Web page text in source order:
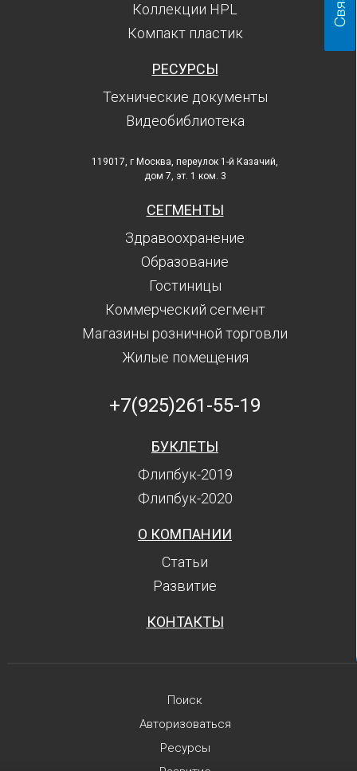
Коллекции HPL
Компакт пластик
РЕСУРСЫ
Технические документы
Видеобиблиотека
119017, г Москва, переулок 1-й Казачий,
дом 7, эт. 1 ком. 3
СЕГМЕНТЫ
Здравоохранение
Образование
Гостиницы
Коммерческий сегмент
Магазины розничной торговли
Жилые помещения
+7(925)261-55-19
БУКЛЕТЫ
Флипбук-2019
Флипбук-2020
О КОМПАНИИ
Статьи
Развитие
КОНТАКТЫ
Поиск
Авторизоваться
Ресурсы